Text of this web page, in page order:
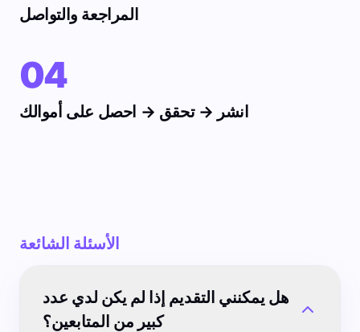
المراجعة والتواصل
04
انشر → تحقق → احصل على أموالك
الأسئلة الشائعة
هل يمكنني التقديم إذا لم يكن لدي عدد
كبير من المتابعين؟